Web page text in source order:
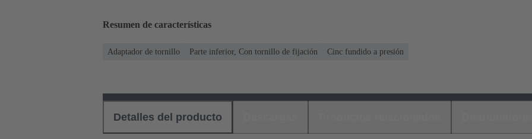
Resumen de características
Adaptador de tornillo Parte inferior, Con tornillo de fijación Cinc fundido a presión
Detalles del producto